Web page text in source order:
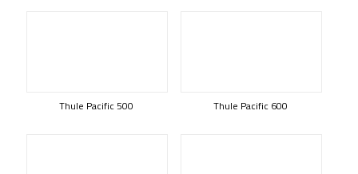
Thule Pacific 500 Thule Pacific 600